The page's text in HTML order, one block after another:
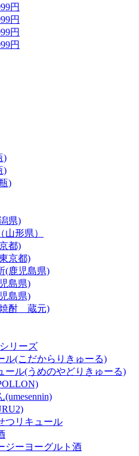
円
円
円
円
)
)
)
県)
形県）
都)
京都)
(鹿児島県)
島県)
島県)
焼酎 蔵元)
リーズ
ル(こだからりきゅーる)
ール(うめのやどりきゅーる)
(umesennin)
つリキュール
ジーヨーグルト酒